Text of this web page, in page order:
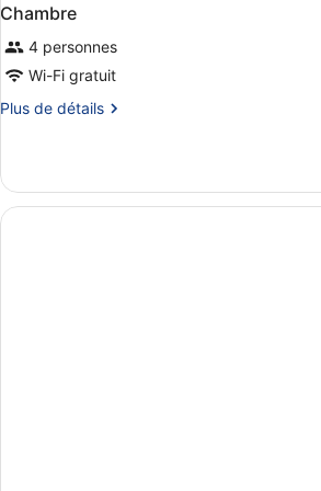
Chambre
4 personnes
Wi-Fi gratuit
Plus de détails
Plus
le
type
de